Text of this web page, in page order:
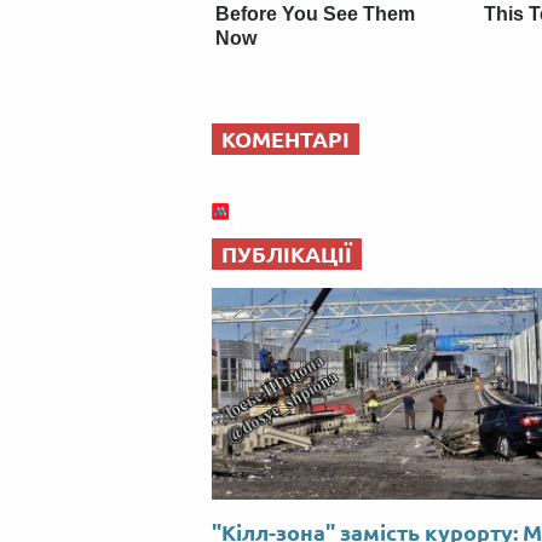
Before You See Them
Now
This
КОМЕНТАРІ
ПУБЛІКАЦІЇ
"Кілл-зона" замість курорту: